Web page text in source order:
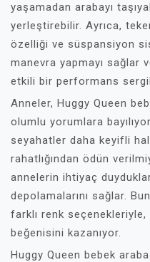
yaşamadan arabayı
yerleştirebilir. Ayrıca,
özelliği ve süspansiyon
manevra yapmayı sağlar
etkili bir performans
Anneler, Huggy Queen
olumlu yorumlara
seyahatler daha keyifli
rahatlığından ödün
annelerin ihtiyaç
depolamalarını sağlar.
farklı renk
beğenisini kazanıyor.
Huggy Queen bebek